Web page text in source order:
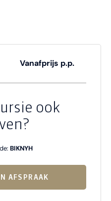
Vanafprijs p.p.
ook
BIKNYH
AFSPRAAK